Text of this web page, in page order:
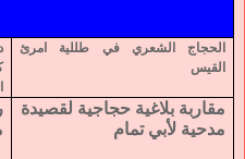
الحجاج الشعري في طللية امرئ
القيس
مقاربة بلاغية حجاجية لقصيدة
مدحية لأبي تمام